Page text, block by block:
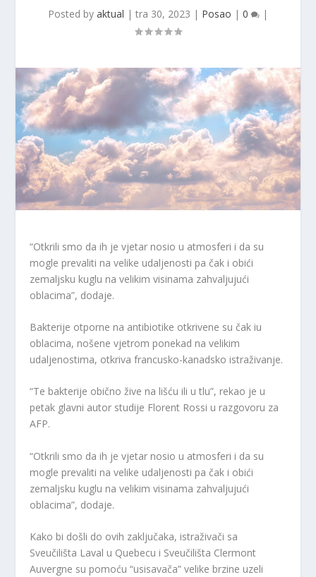
Posted by aktual | tra 30, 2023 | Posao | 0 |
“Otkrili smo da ih je vjetar nosio u atmosferi i da su
mogle prevaliti na velike udaljenosti pa čak i obići
zemaljsku kuglu na velikim visinama zahvaljujući
oblacima”, dodaje.
Bakterije otporne na antibiotike otkrivene su čak iu
oblacima, nošene vjetrom ponekad na velikim
udaljenostima, otkriva francusko-kanadsko istraživanje.
“Te bakterije obično žive na lišću ili u tlu”, rekao je u
petak glavni autor studije Florent Rossi u razgovoru za
AFP.
“Otkrili smo da ih je vjetar nosio u atmosferi i da su
mogle prevaliti na velike udaljenosti pa čak i obići
zemaljsku kuglu na velikim visinama zahvaljujući
oblacima”, dodaje.
Kako bi došli do ovih zaključaka, istraživači sa
Sveučilišta Laval u Quebecu i Sveučilišta Clermont
Auvergne su pomoću “usisavača” velike brzine uzeli